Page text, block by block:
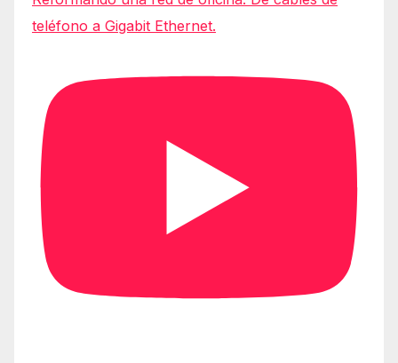
teléfono a Gigabit Ethernet.